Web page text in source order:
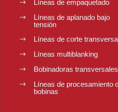
$ Líneas de empaquetado
$
Líneas de aplanado bajo
tensión
$ Líneas de corte
$ Líneas multiblanking
$ Bobinadoras transversales
$
Líneas de procesamiento
bobinas